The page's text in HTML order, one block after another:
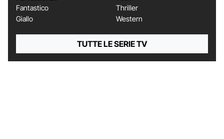
Fantastico
Giallo
Thriller
Western
TUTTE LE SERIE TV